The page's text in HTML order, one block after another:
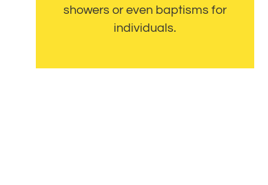
showers or even baptisms for
individuals.